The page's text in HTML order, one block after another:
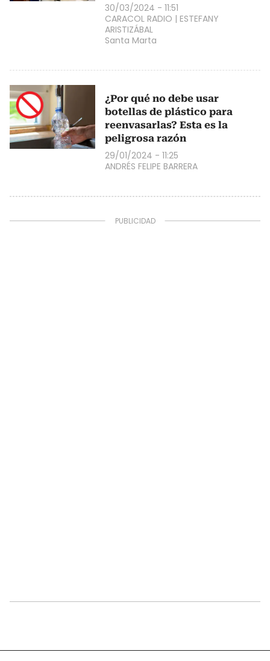
30/03/2024 - 11:51
CARACOL RADIO | ESTEFANY
ARISTIZÁBAL
Santa Marta
¿Por qué no debe usar
botellas de plástico para
reenvasarlas? Esta es la
peligrosa razón
29/01/2024 - 11:25
ANDRÉS FELIPE BARRERA